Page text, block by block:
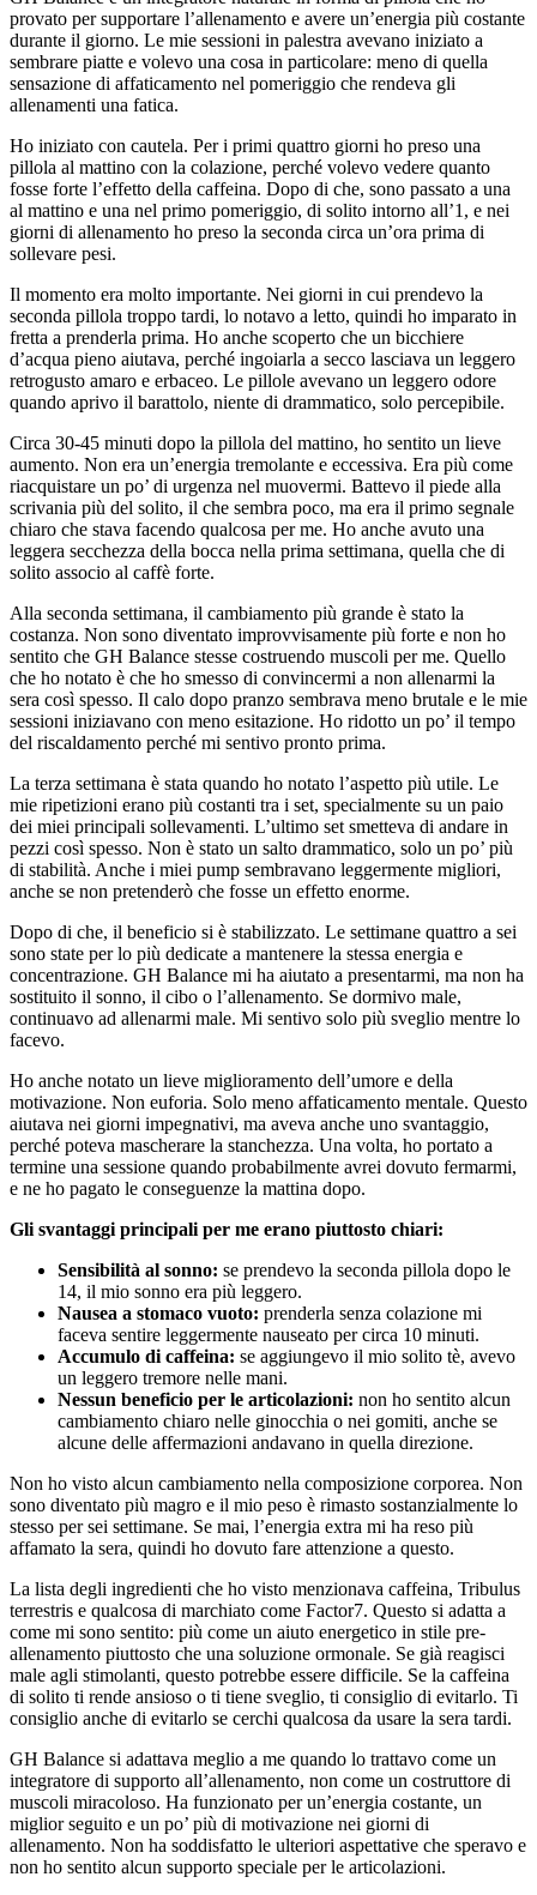
provato per supportare l’allenamento e avere un’energia più costante
durante il giorno. Le mie sessioni in palestra avevano iniziato a
sembrare piatte e volevo una cosa in particolare: meno di quella
sensazione di affaticamento nel pomeriggio che rendeva gli
allenamenti una fatica.
Ho iniziato con cautela. Per i primi quattro giorni ho preso una
pillola al mattino con la colazione, perché volevo vedere quanto
fosse forte l’effetto della caffeina. Dopo di che, sono passato a una
al mattino e una nel primo pomeriggio, di solito intorno all’1, e nei
giorni di allenamento ho preso la seconda circa un’ora prima di
sollevare pesi.
Il momento era molto importante. Nei giorni in cui prendevo la
seconda pillola troppo tardi, lo notavo a letto, quindi ho imparato in
fretta a prenderla prima. Ho anche scoperto che un bicchiere
d’acqua pieno aiutava, perché ingoiarla a secco lasciava un leggero
retrogusto amaro e erbaceo. Le pillole avevano un leggero odore
quando aprivo il barattolo, niente di drammatico, solo percepibile.
Circa 30-45 minuti dopo la pillola del mattino, ho sentito un lieve
aumento. Non era un’energia tremolante e eccessiva. Era più come
riacquistare un po’ di urgenza nel muovermi. Battevo il piede alla
scrivania più del solito, il che sembra poco, ma era il primo segnale
chiaro che stava facendo qualcosa per me. Ho anche avuto una
leggera secchezza della bocca nella prima settimana, quella che di
solito associo al caffè forte.
Alla seconda settimana, il cambiamento più grande è stato la
costanza. Non sono diventato improvvisamente più forte e non ho
sentito che GH Balance stesse costruendo muscoli per me. Quello
che ho notato è che ho smesso di convincermi a non allenarmi la
sera così spesso. Il calo dopo pranzo sembrava meno brutale e le mie
sessioni iniziavano con meno esitazione. Ho ridotto un po’ il tempo
del riscaldamento perché mi sentivo pronto prima.
La terza settimana è stata quando ho notato l’aspetto più utile. Le
mie ripetizioni erano più costanti tra i set, specialmente su un paio
dei miei principali sollevamenti. L’ultimo set smetteva di andare in
pezzi così spesso. Non è stato un salto drammatico, solo un po’ più
di stabilità. Anche i miei pump sembravano leggermente migliori,
anche se non pretenderò che fosse un effetto enorme.
Dopo di che, il beneficio si è stabilizzato. Le settimane quattro a sei
sono state per lo più dedicate a mantenere la stessa energia e
concentrazione. GH Balance mi ha aiutato a presentarmi, ma non ha
sostituito il sonno, il cibo o l’allenamento. Se dormivo male,
continuavo ad allenarmi male. Mi sentivo solo più sveglio mentre lo
facevo.
Ho anche notato un lieve miglioramento dell’umore e della
motivazione. Non euforia. Solo meno affaticamento mentale. Questo
aiutava nei giorni impegnativi, ma aveva anche uno svantaggio,
perché poteva mascherare la stanchezza. Una volta, ho portato a
termine una sessione quando probabilmente avrei dovuto fermarmi,
e ne ho pagato le conseguenze la mattina dopo.
Gli svantaggi principali per me erano piuttosto chiari:
Sensibilità al sonno: se prendevo la seconda pillola dopo le
14, il mio sonno era più leggero.
Nausea a stomaco vuoto: prenderla senza colazione mi
faceva sentire leggermente nauseato per circa 10 minuti.
Accumulo di caffeina: se aggiungevo il mio solito tè, avevo
un leggero tremore nelle mani.
Nessun beneficio per le articolazioni: non ho sentito alcun
cambiamento chiaro nelle ginocchia o nei gomiti, anche se
alcune delle affermazioni andavano in quella direzione.
Non ho visto alcun cambiamento nella composizione corporea. Non
sono diventato più magro e il mio peso è rimasto sostanzialmente lo
stesso per sei settimane. Se mai, l’energia extra mi ha reso più
affamato la sera, quindi ho dovuto fare attenzione a questo.
La lista degli ingredienti che ho visto menzionava caffeina, Tribulus
terrestris e qualcosa di marchiato come Factor7. Questo si adatta a
come mi sono sentito: più come un aiuto energetico in stile pre-
allenamento piuttosto che una soluzione ormonale. Se già reagisci
male agli stimolanti, questo potrebbe essere difficile. Se la caffeina
di solito ti rende ansioso o ti tiene sveglio, ti consiglio di evitarlo. Ti
consiglio anche di evitarlo se cerchi qualcosa da usare la sera tardi.
GH Balance si adattava meglio a me quando lo trattavo come un
integratore di supporto all’allenamento, non come un costruttore di
muscoli miracoloso. Ha funzionato per un’energia costante, un
miglior seguito e un po’ più di motivazione nei giorni di
allenamento. Non ha soddisfatto le ulteriori aspettative che speravo e
non ho sentito alcun supporto speciale per le articolazioni.